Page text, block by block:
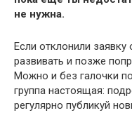
не нужна.
Если отклонили
развивать и позже
Можно и без галочки
группа настоящая:
регулярно публикуй